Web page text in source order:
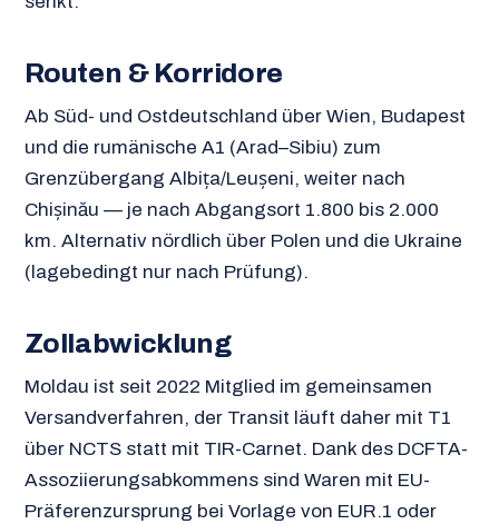
Routen & Korridore
Ab Süd- und Ostdeutschland über Wien, Budapest
und die rumänische A1 (Arad–Sibiu) zum
Grenzübergang Albița/Leușeni, weiter nach
Chișinău — je nach Abgangsort 1.800 bis 2.000
km. Alternativ nördlich über Polen und die Ukraine
(lagebedingt nur nach Prüfung).
Zollabwicklung
Moldau ist seit 2022 Mitglied im gemeinsamen
Versandverfahren, der Transit läuft daher mit T1
über NCTS statt mit TIR-Carnet. Dank des DCFTA-
Assoziierungsabkommens sind Waren mit EU-
Präferenzursprung bei Vorlage von EUR.1 oder